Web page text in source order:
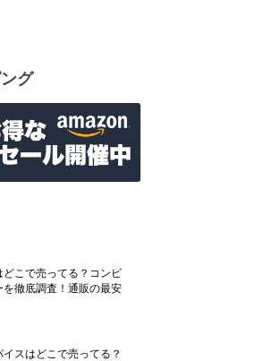
グ
どこで売ってる？コンビ
を徹底調査！通販の最安
スはどこで売ってる？